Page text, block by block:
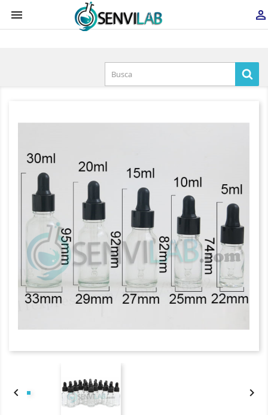
 
 
Iniciar sesión
Cancelar Iniciar sesión